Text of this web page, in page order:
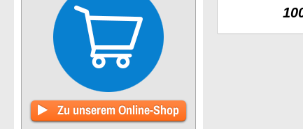
Zu unserem Online-Shop